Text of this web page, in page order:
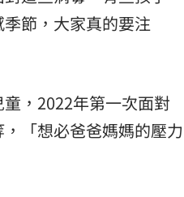
節，大家真的要注
，2022年第一次面對
「想必爸爸媽媽的壓力